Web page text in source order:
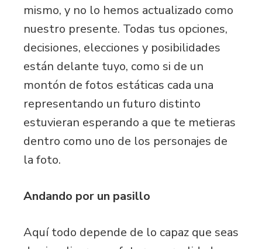
mismo, y no lo hemos actualizado como
nuestro presente. Todas tus opciones,
decisiones, elecciones y posibilidades
están delante tuyo, como si de un
montón de fotos estáticas cada una
representando un futuro distinto
estuvieran esperando a que te metieras
dentro como uno de los personajes de
la foto.
Andando por un pasillo
Aquí todo depende de lo capaz que seas